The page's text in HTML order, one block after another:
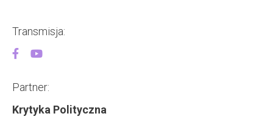
Transmisja:
Partner:
Krytyka Polityczna